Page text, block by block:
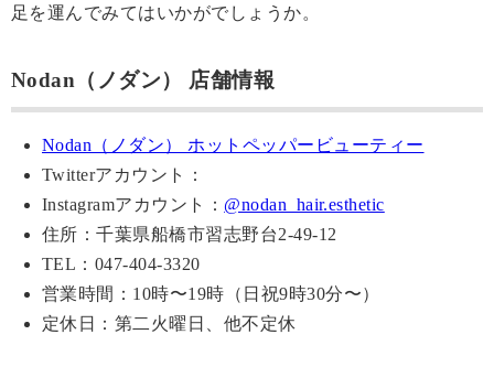
足を運んでみてはいかがでしょうか。
Nodan（ノダン） 店舗情報
Nodan（ノダン） ホットペッパービューティー
Twitterアカウント：
Instagramアカウント： @nodan_hair.esthetic
住所：千葉県船橋市習志野台2-49-12
TEL：047-404-3320
営業時間：10時〜19時（日祝9時30分〜）
定休日：第二火曜日、他不定休